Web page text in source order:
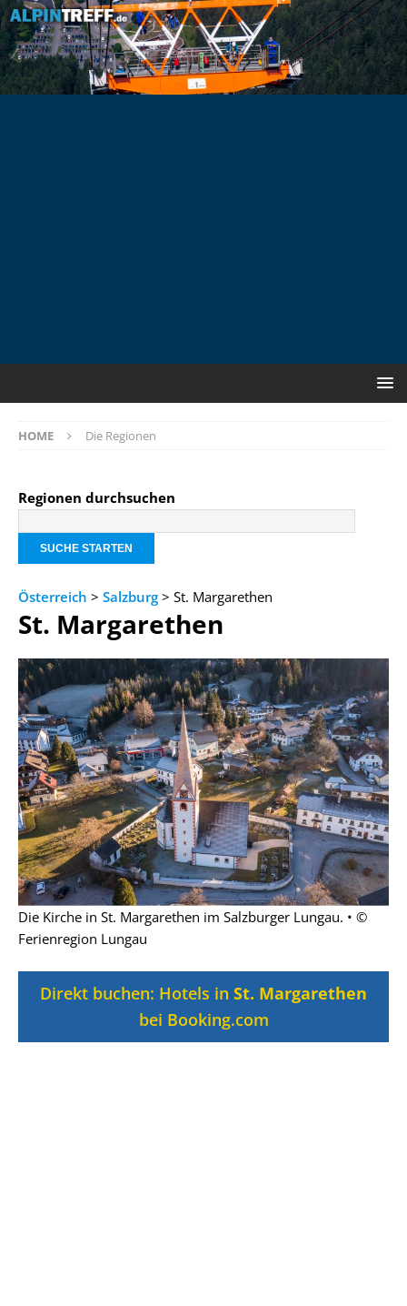
HOME Die Regionen
Regionen durchsuchen
Österreich > Salzburg > St. Margarethen
St. Margarethen
Die Kirche in St. Margarethen im Salzburger Lungau. • ©
Ferienregion Lungau
Direkt buchen: Hotels in St. Margarethen
bei Booking.com